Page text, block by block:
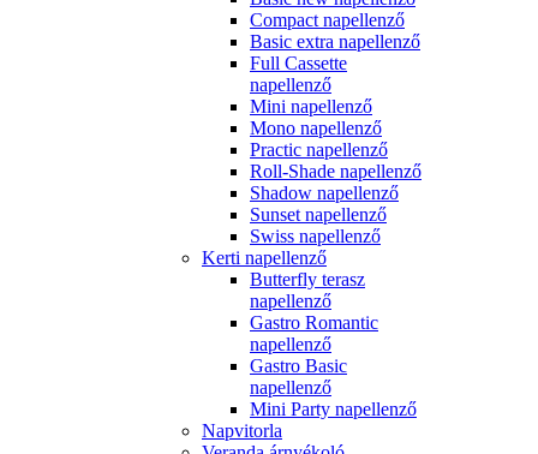
Compact napellenző
Basic extra napellenző
Full Cassette
napellenző
Mini napellenző
Mono napellenző
Practic napellenző
Roll-Shade napellenző
Shadow napellenző
Sunset napellenző
Swiss napellenző
Kerti napellenző
Butterfly terasz
napellenző
Gastro Romantic
napellenző
Gastro Basic
napellenző
Mini Party napellenző
Napvitorla